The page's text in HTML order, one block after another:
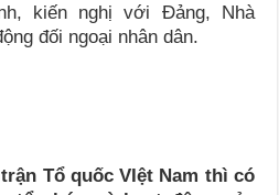
kiến nghị với Đảng, Nhà
đối ngoại nhân dân.
Tổ quốc VIệt Nam thì có